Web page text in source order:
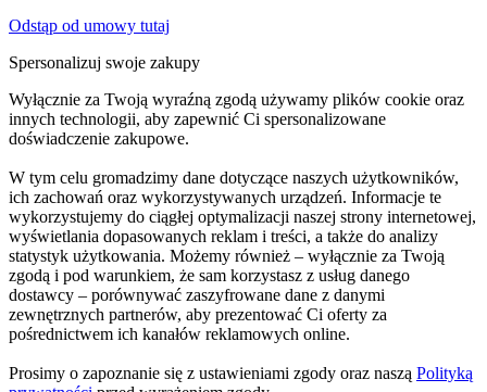
Odstąp od umowy tutaj
Spersonalizuj swoje zakupy
Wyłącznie za Twoją wyraźną zgodą używamy plików cookie oraz
innych technologii, aby zapewnić Ci spersonalizowane
doświadczenie zakupowe.
W tym celu gromadzimy dane dotyczące naszych użytkowników,
ich zachowań oraz wykorzystywanych urządzeń. Informacje te
wykorzystujemy do ciągłej optymalizacji naszej strony internetowej,
wyświetlania dopasowanych reklam i treści, a także do analizy
statystyk użytkowania. Możemy również – wyłącznie za Twoją
zgodą i pod warunkiem, że sam korzystasz z usług danego
dostawcy – porównywać zaszyfrowane dane z danymi
zewnętrznych partnerów, aby prezentować Ci oferty za
pośrednictwem ich kanałów reklamowych online.
Prosimy o zapoznanie się z ustawieniami zgody oraz naszą Polityką